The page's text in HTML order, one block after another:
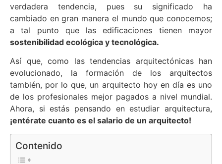
verdadera tendencia, pues su significado ha
cambiado en gran manera el mundo que conocemos;
a tal punto que las edificaciones tienen mayor
sostenibilidad ecológica y tecnológica.
Así que, como las tendencias arquitectónicas han
evolucionado, la formación de los arquitectos
también, por lo que, un arquitecto hoy en día es uno
de los profesionales mejor pagados a nivel mundial.
Ahora, si estás pensando en estudiar arquitectura,
¡entérate cuanto es el salario de un arquitecto!
Contenido